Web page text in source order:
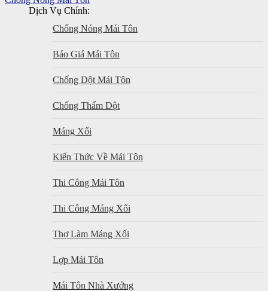
Dịch Vụ Chính:
Chống Nóng Mái Tôn
Báo Giá Mái Tôn
Chống Dột Mái Tôn
Chống Thấm Dột
Máng Xối
Kiến Thức Về Mái Tôn
Thi Công Mái Tôn
Thi Công Máng Xối
Thợ Làm Máng Xối
Lợp Mái Tôn
Mái Tôn Nhà Xưởng